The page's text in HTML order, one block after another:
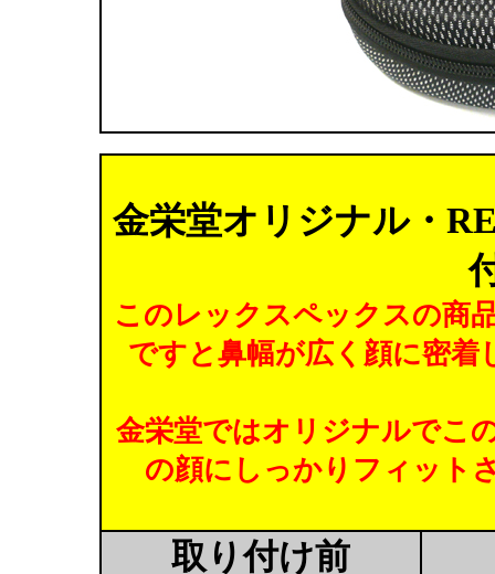
金栄堂オリジナル・
このレックスペックスの商
ですと鼻幅が広く顔に密
金栄堂ではオリジナルでこ
の顔にしっかりフィット
取り付け前